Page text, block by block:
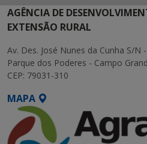
AGÊNCIA DE
EXTENSÃO RURAL
Av. Des. José Nunes da Cunha S/N
Parque dos Poderes - Campo
CEP: 79031-310
MAPA